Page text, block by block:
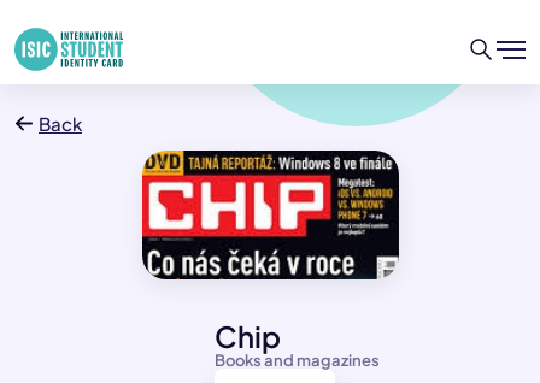
Back
Books and magazines
Chip